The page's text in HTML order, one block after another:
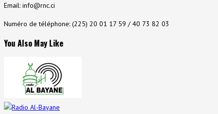
Email: info@rnc.ci
Numéro de téléphone: (225) 20 01 17 59 / 40 73 82 03
You Also May Like
Radio Al-Bayane